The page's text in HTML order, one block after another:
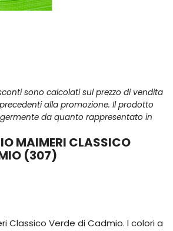
sono calcolati sul prezzo di vendita
alla promozione. Il prodotto
da quanto rappresentato in
MAIMERI CLASSICO
(307)
Classico Verde di Cadmio. I colori a